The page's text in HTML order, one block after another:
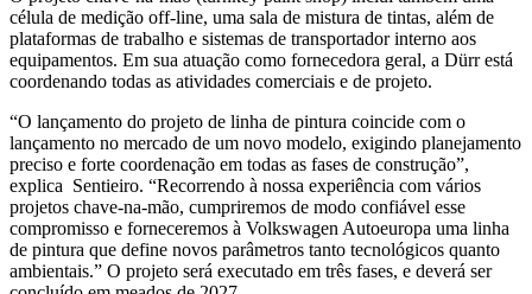
célula de medição off-line, uma sala de mistura de tintas, além de
plataformas de trabalho e sistemas de transportador interno aos
equipamentos. Em sua atuação como fornecedora geral, a Dürr está
coordenando todas as atividades comerciais e de projeto.
“O lançamento do projeto de linha de pintura coincide com o
lançamento no mercado de um novo modelo, exigindo planejamento
preciso e forte coordenação em todas as fases de construção”,
explica Sentieiro. “Recorrendo à nossa experiência com vários
projetos chave-na-mão, cumpriremos de modo confiável esse
compromisso e forneceremos à Volkswagen Autoeuropa uma linha
de pintura que define novos parâmetros tanto tecnológicos quanto
ambientais.” O projeto será executado em três fases, e deverá ser